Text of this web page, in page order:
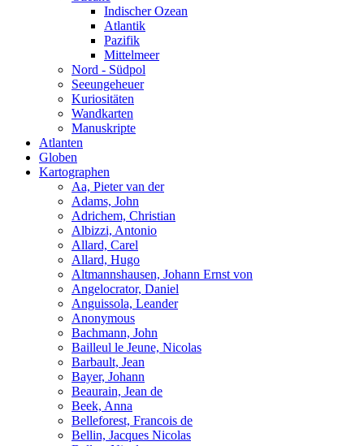
Indischer Ozean
Atlantik
Pazifik
Mittelmeer
Nord - Südpol
Seeungeheuer
Kuriositäten
Wandkarten
Manuskripte
Atlanten
Globen
Kartographen
Aa, Pieter van der
Adams, John
Adrichem, Christian
Albizzi, Antonio
Allard, Carel
Allard, Hugo
Altmannshausen, Johann Ernst von
Angelocrator, Daniel
Anguissola, Leander
Anonymous
Bachmann, John
Bailleul le Jeune, Nicolas
Barbault, Jean
Bayer, Johann
Beaurain, Jean de
Beek, Anna
Belleforest, Francois de
Bellin, Jacques Nicolas